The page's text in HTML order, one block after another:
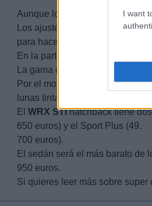
I want
Aunque lo más llamativo es el
Los ajustes mecánicos se han
para hacer más precisa la
En la parte delantera, los
La gama del
está
Por el momento, la primera
lunas tintadas y bluetooth.
El WRX STIhatchback tiene
650 euros) y el Sport Plus (49.
700 euros).
El sedán será el más barato de
950 euros.
Si quieres leer más sobre super